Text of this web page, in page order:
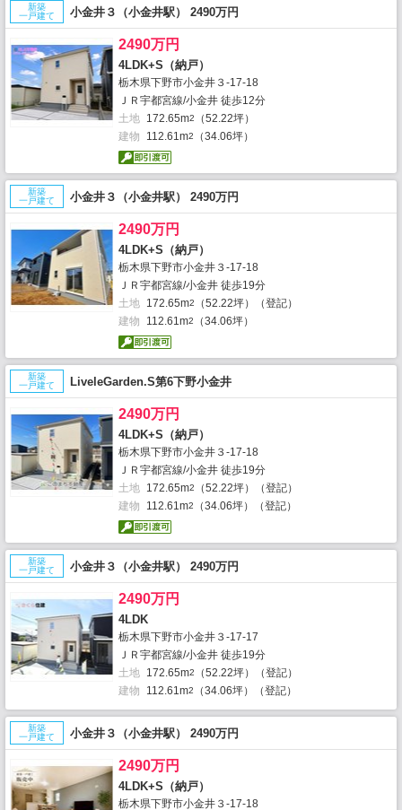
新築
一戸建て
小金井３（小金井駅） 2490万円
2490万円
4LDK+S（納戸）
栃木県下野市小金井３-17-18
ＪＲ宇都宮線/小金井 徒歩12分
土地 172.65m2
（52.22坪）
建物
112.61m2 （34.06坪）
新築
一戸建て
小金井３（小金井駅） 2490万円
2490万円
4LDK+S（納戸）
栃木県下野市小金井３-17-18
ＪＲ宇都宮線/小金井 徒歩19分
土地 172.65m2
（52.22坪）（登記）
建物
112.61m2 （34.06坪）
新築
一戸建て
LiveleGarden.S第6下野小金井
2490万円
4LDK+S（納戸）
栃木県下野市小金井３-17-18
ＪＲ宇都宮線/小金井 徒歩19分
土地 172.65m2
（52.22坪）（登記）
建物
112.61m2 （34.06坪）（登記）
新築
一戸建て
小金井３（小金井駅） 2490万円
2490万円
4LDK
栃木県下野市小金井３-17-17
ＪＲ宇都宮線/小金井 徒歩19分
土地 172.65m2
（52.22坪）（登記）
建物
112.61m2 （34.06坪）（登記）
新築
一戸建て
小金井３（小金井駅） 2490万円
2490万円
4LDK+S（納戸）
栃木県下野市小金井３-17-18